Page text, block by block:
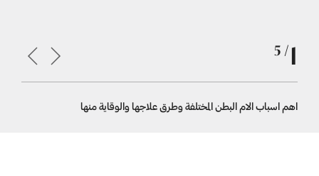
اهم اسباب الام البطن المختلفة وطرق علاجها والوقاية منها